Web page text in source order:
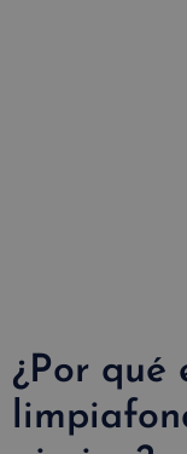
¿Por qué